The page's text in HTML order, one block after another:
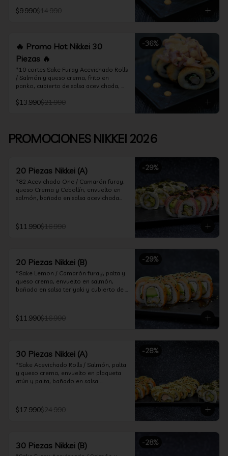
$9.990$14.990
-36%
🔥 Promo Hot Nikkei 30
Piezas 🔥
*10 cortes Sake Furay Acevichado Rolls
/ Salmón y queso crema, frito en
panko, cubierto de salsa acevichada,
*10 cortes Maguro Acevichado Rolls /
acevichado
$13.990$21.990
PROMOCIONES NIKKEI 2026
-29%
20 Piezas Nikkei (A)
*82 Acevichado One / Camarón furay,
queso Crema y Cebollín, envuelto en
salmón, bañado en salsa acevichada
y cebollin, frito en panko cubierto de
ceviche hot.
$11.990$16.990
-29%
20 Piezas Nikkei (B)
*Sake Lemon / Camarón furay, palta y
queso crema, envuelto en salmón,
bañado en salsa teriyaki y cubierto de
*Shrimp Fire Rolls /Palta y camarón
furay, envuelto en queso crema
*Incluye 2 palitos, 2 soya 30ml, 1 salsa
teriyaki 30ml
$11.990$16.990
-28%
30 Piezas Nikkei (A)
*Sake Acevichado Rolls / Salmón, palta
y queso crema, envuelto en plaqueta
atún y palta, bañado en salsa
*Shrimp Fire Rolls / Palta y camarón
furay, envuelto en queso crema
*Almond Furay / Pollo teriyaki, queso
crema y almendras tostadas, frito en
$17.990$24.990
-28%
30 Piezas Nikkei (B)